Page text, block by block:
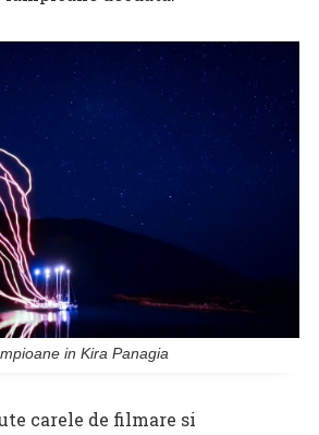
in Kira Panagia
carele de filmare si